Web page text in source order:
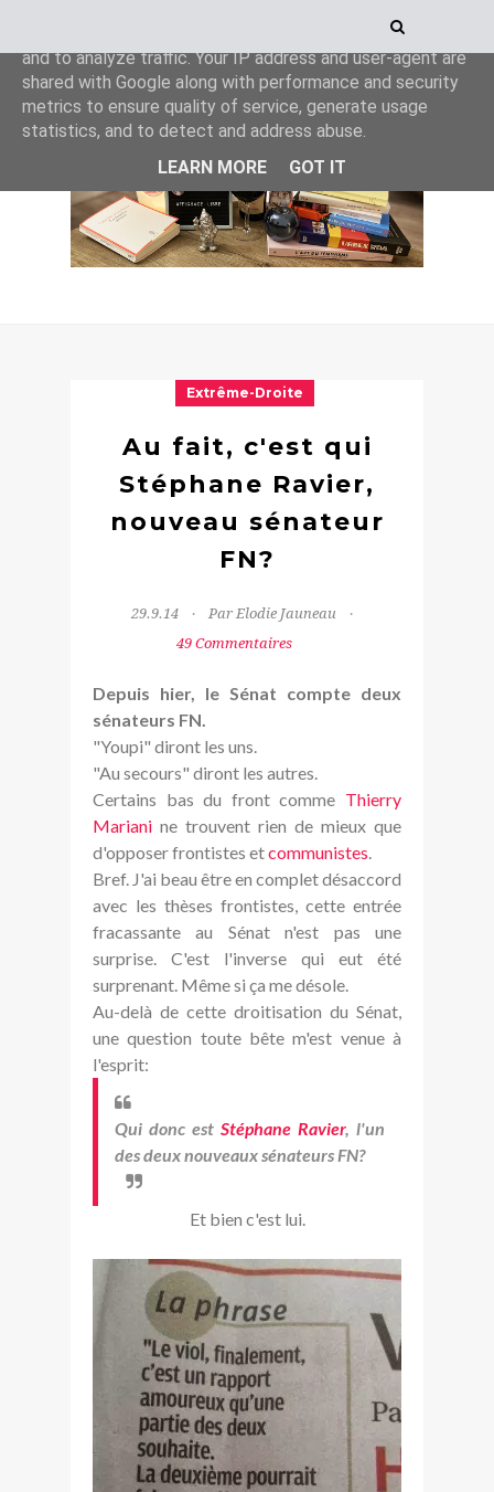
Extrême-Droite
Au fait, c'est qui
Stéphane Ravier,
nouveau sénateur
FN?
29.9.14
Par Elodie Jauneau
49 Commentaires
Depuis hier, le Sénat compte deux
sénateurs FN.
"Youpi" diront les uns.
"Au secours" diront les autres.
Certains bas du front comme Thierry
Mariani ne trouvent rien de mieux que
d'opposer frontistes etcommunistes.
Bref. J'ai beau être en complet désaccord
avec les thèses frontistes, cette entrée
fracassante au Sénat n'est pas une
surprise. C'est l'inverse qui eut été
surprenant. Même si ça me désole.
Au-delà de cette droitisation du Sénat,
une question toute bête m'est venue à
l'esprit:
Qui donc est Stéphane Ravier, l'un
des deux nouveaux sénateurs FN?
Et bien c'est lui.
This site uses cookies from Google to deliver its services
and to analyze traffic. Your IP address and user-agent are
shared with Google along with performance and security
metrics to ensure quality of service, generate usage
statistics, and to detect and address abuse.
LEARN MORE
GOT IT